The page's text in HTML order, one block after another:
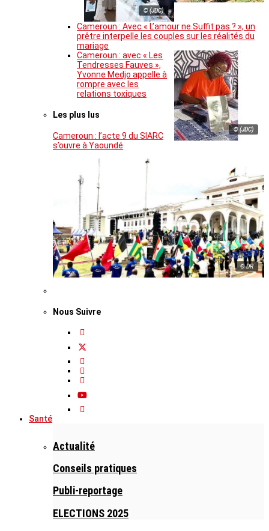
© (JDC)
Cameroun : Avec « L’amour ne Suffit pas ? », un
prêtre interpelle les couples sur les réalités du
mariage
© (JDC)
Cameroun : avec « Les
Tendresses Fauves »,
Yvonne Medjo appelle à
rompre avec les
relations toxiques
Les plus lus
Cameroun : l’acte 9 du SIARC
s’ouvre à Yaoundé
© DR
Nous Suivre
Santé
Actualité
Conseils pratiques
Publi-reportage
ELECTIONS 2025